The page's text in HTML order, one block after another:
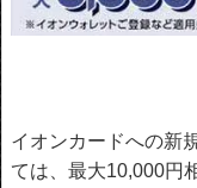
イオンカードへの新
ては、最大10,000円